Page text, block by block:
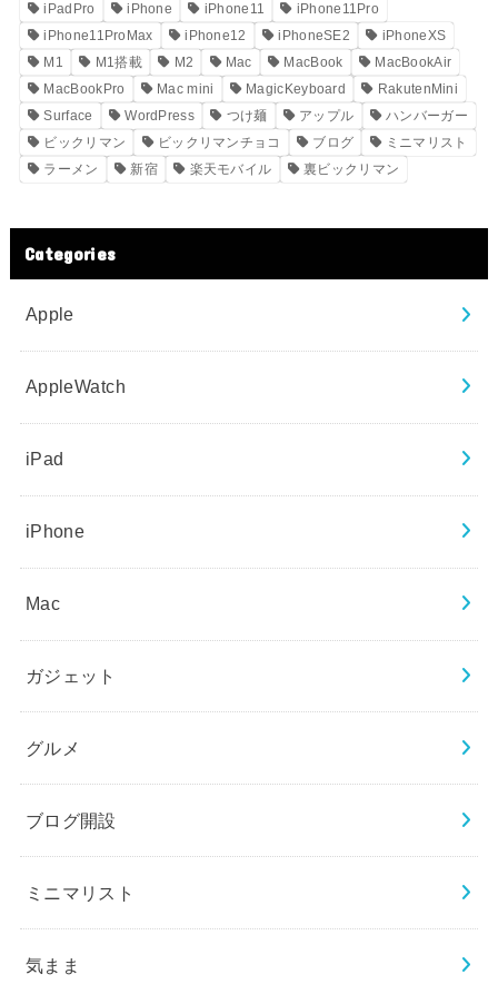
iPadPro
iPhone iPhone11
iPhone11Pro
iPhone11ProMax
iPhone12 iPhoneSE2
iPhoneXS
M1
M1搭載 M2 Mac MacBook
MacBookAir
MacBookPro
Mac mini MagicKeyboard
RakutenMini
Surface
WordPress つけ麺 アップル
ハンバーガー
ビックリマン
ビックリマンチョコ ブログ
ミニマリスト
ラーメン
新宿 楽天モバイル 裏ビックリマン
Categories
Apple
AppleWatch
iPad
iPhone
Mac
ガジェット
グルメ
ブログ開設
ミニマリスト
気まま